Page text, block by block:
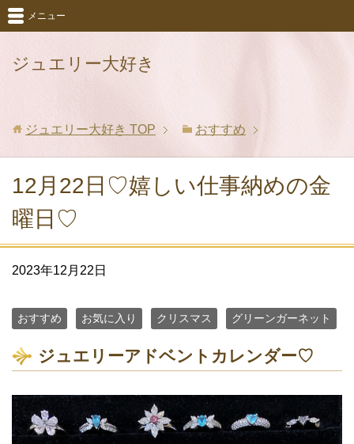
ジュエリー大好き
メニュー
ジュエリー大好き TOP おすすめ
12月22日♡嬉しい仕事納めの金
曜日♡
2023年12月22日
おすすめ お気に入り クリスマス グリーンガーネット
ジュエリーアドベントカレンダー♡